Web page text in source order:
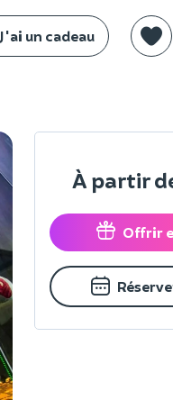
J'ai un cadeau
À partir
Offrir